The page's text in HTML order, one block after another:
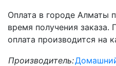
Оплата в городе Алматы
время получения заказа.
оплата производится на
Производитель: